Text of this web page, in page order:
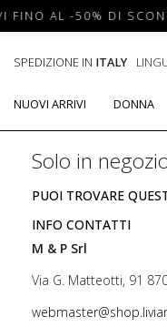
FINO AL -50% DI
SPEDIZIONE IN ITALY
NUOVI ARRIVI DONNA
Solo in
PUOI TROVARE
INFO CONTATTI
M & P Srl
Via G. Matteotti, 91